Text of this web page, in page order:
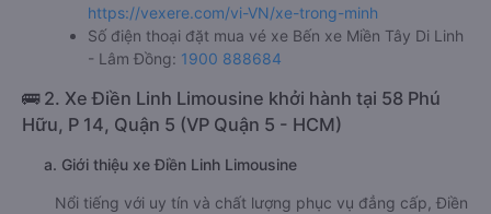
https://vexere.com/vi-VN/xe-trong-minh
Số điện thoại đặt mua vé xe Bến xe Miền Tây Di Linh
- Lâm Đồng: 1900 888684
🚌 2. Xe Điền Linh Limousine khởi hành tại 58 Phú
Hữu, P 14, Quận 5 (VP Quận 5 - HCM)
a. Giới thiệu xe Điền Linh Limousine
Nổi tiếng với uy tín và chất lượng phục vụ đẳng cấp, Điền